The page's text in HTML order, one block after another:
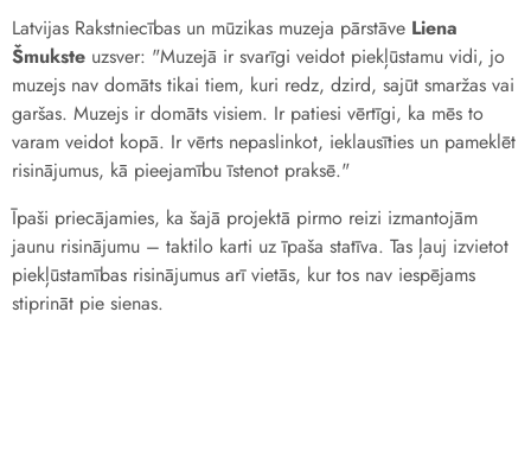
Latvijas Rakstniecības un mūzikas muzeja pārstāve Liena
Šmukste uzsver: "Muzejā ir svarīgi veidot piekļūstamu vidi, jo
muzejs nav domāts tikai tiem, kuri redz, dzird, sajūt smaržas vai
garšas. Muzejs ir domāts visiem. Ir patiesi vērtīgi, ka mēs to
varam veidot kopā. Ir vērts nepaslinkot, ieklausīties un pameklēt
risinājumus, kā pieejamību īstenot praksē."
Īpaši priecājamies, ka šajā projektā pirmo reizi izmantojām
jaunu risinājumu – taktilo karti uz īpaša statīva. Tas ļauj izvietot
piekļūstamības risinājumus arī vietās, kur tos nav iespējams
stiprināt pie sienas.